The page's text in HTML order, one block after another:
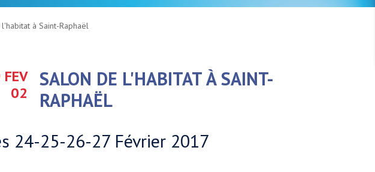
à Saint-Raphaël
02
SALON DE L'HABITAT À SAINT-
RAPHAËL
24-25-26-27 Février 2017